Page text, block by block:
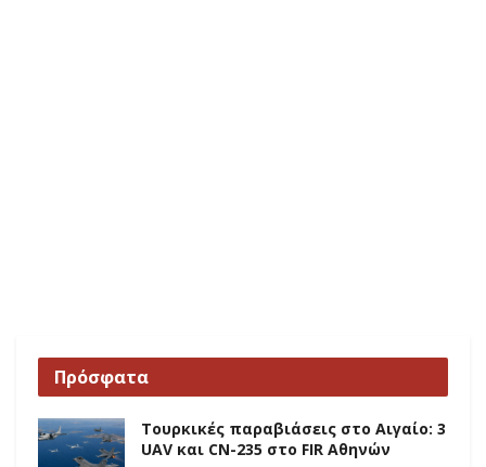
Πρόσφατα
Τουρκικές παραβιάσεις στο Αιγαίο: 3
UAV και CN-235 στο FIR Αθηνών